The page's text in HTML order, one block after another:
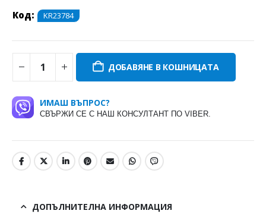
Код: KR23784
ДОБАВЯНЕ В КОШНИЦАТА
ИМАШ ВЪПРОС?
СВЪРЖИ СЕ С НАШ КОНСУЛТАНТ ПО VIBER.
ДОПЪЛНИТЕЛНА ИНФОРМАЦИЯ